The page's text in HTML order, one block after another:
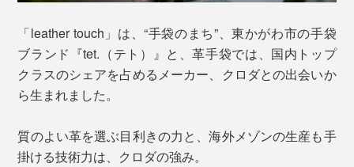
「leather touch」は、“手袋のまち”、東かがわ市の手袋
ブランド『tet.（テト）』と、革手袋では、国内トップ
クラスのシェアを占めるメーカー、クロダとの出会いか
ら生まれました。
質のよい革を選ぶ目利きの力と、海外メゾンの生産も手
掛ける技術力は、クロダの強み。